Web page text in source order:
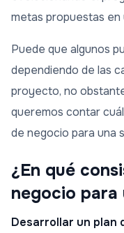
metas propuestas en
Puede que algunos
dependiendo de las
proyecto, no
queremos contar
de negocio para una
¿En qué
negocio para
Desarrollar un plan